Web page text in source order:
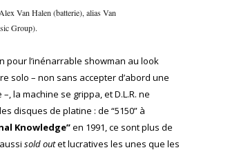
Van Halen (batterie), alias Van
Group).
pour l’inénarrable showman au look
solo – non sans accepter d’abord une
la machine se grippa, et D.L.R. ne
disques de platine : de “5150” à
Knowledge”en 1991, ce sont plus de
sold outet lucratives les unes que les